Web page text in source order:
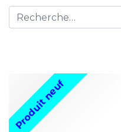
Produit neuf